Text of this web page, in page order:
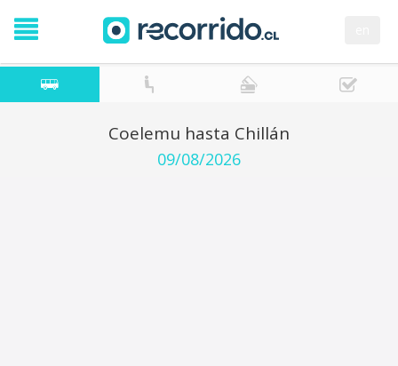
Coelemu hasta Chillán
09/08/2026